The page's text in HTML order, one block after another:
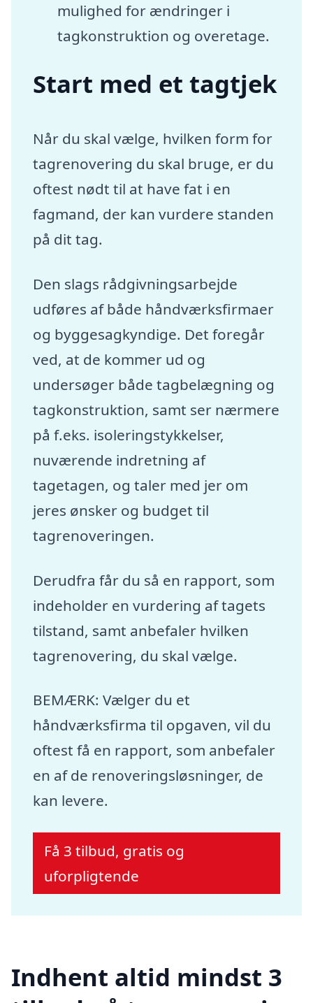
mulighed for ændringer i
tagkonstruktion og overetage.
Start med et tagtjek
Når du skal vælge, hvilken form for
tagrenovering du skal bruge, er du
oftest nødt til at have fat i en
fagmand, der kan vurdere standen
på dit tag.
Den slags rådgivningsarbejde
udføres af både håndværksfirmaer
og byggesagkyndige. Det foregår
ved, at de kommer ud og
undersøger både tagbelægning og
tagkonstruktion, samt ser nærmere
på f.eks. isoleringstykkelser,
nuværende indretning af
tagetagen, og taler med jer om
jeres ønsker og budget til
tagrenoveringen.
Derudfra får du så en rapport, som
indeholder en vurdering af tagets
tilstand, samt anbefaler hvilken
tagrenovering, du skal vælge.
BEMÆRK: Vælger du et
håndværksfirma til opgaven, vil du
oftest få en rapport, som anbefaler
en af de renoveringsløsninger, de
kan levere.
Få 3 tilbud, gratis og
uforpligtende
Indhent altid mindst 3